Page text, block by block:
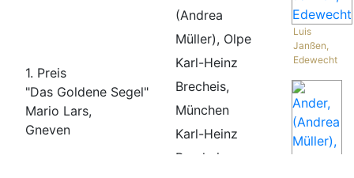
1. Preis
"Das Goldene Segel"
Mario Lars,
Gneven
(Andrea
Müller), Olpe
Karl-Heinz
Brecheis,
München
Karl-Heinz
Brecheis,
Luis
Janßen,
Edewecht